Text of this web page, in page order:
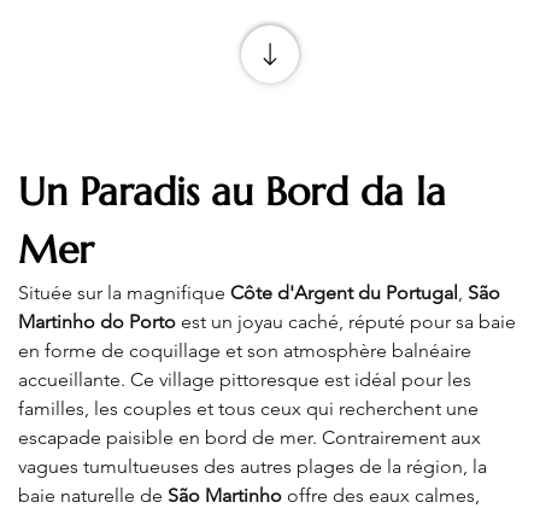
Un Paradis au Bord da la
Mer
Située sur la magnifique Côte d'Argent du Portugal, São
Martinho do Porto est un joyau caché, réputé pour sa baie
en forme de coquillage et son atmosphère balnéaire
accueillante. Ce village pittoresque est idéal pour les
familles, les couples et tous ceux qui recherchent une
escapade paisible en bord de mer. Contrairement aux
vagues tumultueuses des autres plages de la région, la
baie naturelle de São Martinho offre des eaux calmes,